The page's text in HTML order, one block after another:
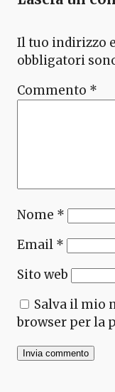
Il tuo indirizzo
obbligatori
Commento *
Nome *
Email *
Sito web
Salva il mio
browser per la